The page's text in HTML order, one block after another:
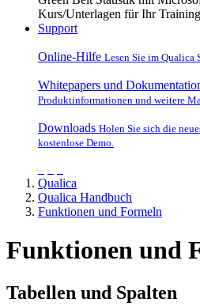
Kurs/Unterlagen für Ihr Training
Support
Online-Hilfe Lesen Sie im Qualica
Whitepapers und
Produktinformationen und weitere
Downloads Holen Sie sich die
kostenlose Demo.
Qualica
Qualica Handbuch
Funktionen und Formeln
Funktionen und
Tabellen und Spalten